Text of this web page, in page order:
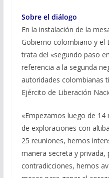
Sobre el diálogo
En la instalación de la
Gobierno colombiano y el
trata del «segundo paso
referencia a la segunda
autoridades colombianas
Ejército de Liberación
«Empezamos luego de
de exploraciones con
25 reuniones, hemos
manera secreta y
contradicciones, hemos